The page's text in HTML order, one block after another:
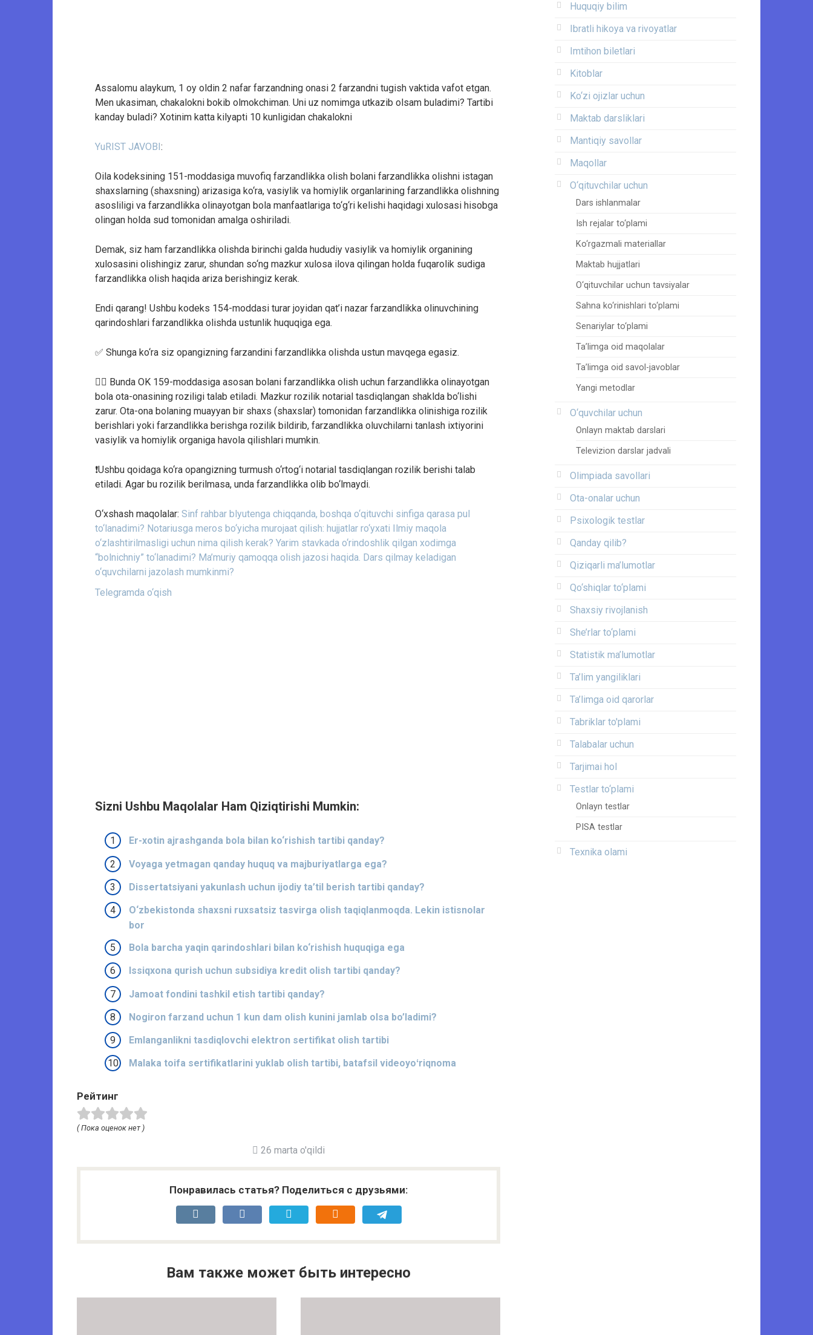
Assalomu alaykum, 1 oy oldin 2 nafar farzandning onasi 2 farzandni tugish vaktida vafot etgan.
Men ukasiman, chakalokni bokib olmokchiman. Uni uz nomimga utkazib olsam buladimi? Tartibi
kanday buladi? Xotinim katta kilyapti 10 kunligidan chakalokni
YuRIST JAVOBI :
Oila kodeksining 151-moddasiga muvofiq farzandlikka olish bolani farzandlikka olishni istagan
shaxslarning (shaxsning) arizasiga ko‘ra, vasiylik va homiylik organlarining farzandlikka olishning
asosliligi va farzandlikka olinayotgan bola manfaatlariga to‘g‘ri kelishi haqidagi xulosasi hisobga
olingan holda sud tomonidan amalga oshiriladi.
Demak, siz ham farzandlikka olishda birinchi galda hududiy vasiylik va homiylik organining
xulosasini olishingiz zarur, shundan so‘ng mazkur xulosa ilova qilingan holda fuqarolik sudiga
farzandlikka olish haqida ariza berishingiz kerak.
Endi qarang! Ushbu kodeks 154-moddasi turar joyidan qat’i nazar farzandlikka olinuvchining
qarindoshlari farzandlikka olishda ustunlik huquqiga ega.
✅ Shunga ko‘ra siz opangizning farzandini farzandlikka olishda ustun mavqega egasiz.
💁‍♂ Bunda OK 159-moddasiga asosan bolani farzandlikka olish uchun farzandlikka olinayotgan
bola ota-onasining roziligi talab etiladi. Mazkur rozilik notarial tasdiqlangan shaklda bo‘lishi
zarur. Ota-ona bolaning muayyan bir shaxs (shaxslar) tomonidan farzandlikka olinishiga rozilik
berishlari yoki farzandlikka berishga rozilik bildirib, farzandlikka oluvchilarni tanlash ixtiyorini
vasiylik va homiylik organiga havola qilishlari mumkin.
❗️Ushbu qoidaga ko‘ra opangizning turmush o‘rtog‘i notarial tasdiqlangan rozilik berishi talab
etiladi. Agar bu rozilik berilmasa, unda farzandlikka olib bo‘lmaydi.
O‘xshash maqolalar: Sinf rahbar blyutenga chiqqanda, boshqa o‘qituvchi sinfiga qarasa pul
to‘lanadimi? Notariusga meros bo‘yicha murojaat qilish: hujjatlar ro‘yxati
Ilmiy maqola
o‘zlashtirilmasligi uchun nima qilish kerak? Yarim stavkada o‘rindoshlik qilgan xodimga
“bolnichniy” to‘lanadimi? Ma’muriy qamoqqa olish jazosi haqida. Dars qilmay keladigan
o‘quvchilarni jazolash mumkinmi?
Telegramda o‘qish
Sizni Ushbu Maqolalar Ham Qiziqtirishi Mumkin:
Er-xotin ajrashganda bola bilan ko‘rishish tartibi qanday?
Voyaga yetmagan qanday huquq va majburiyatlarga ega?
Dissertatsiyani yakunlash uchun ijodiy ta’til berish tartibi qanday?
O‘zbekistonda shaxsni ruxsatsiz tasvirga olish taqiqlanmoqda. Lekin istisnolar
bor
Bola barcha yaqin qarindoshlari bilan ko‘rishish huquqiga ega
Issiqxona qurish uchun subsidiya kredit olish tartibi qanday?
Jamoat fondini tashkil etish tartibi qanday?
Nogiron farzand uchun 1 kun dam olish kunini jamlab olsa bo’ladimi?
Emlanganlikni tasdiqlovchi elektron sertifikat olish tartibi
Malaka toifa sertifikatlarini yuklab olish tartibi, batafsil videoyoʻriqnoma
Рейтинг
( Пока оценок нет )
26 marta o'qildi
Понравилась статья? Поделиться с друзьями:
Вам также может быть интересно
Huquqiy bilim
Ibratli hikoya va rivoyatlar
Imtihon biletlari
Kitoblar
Ko‘zi ojizlar uchun
Maktab darsliklari
Mantiqiy savollar
Maqollar
O‘qituvchilar uchun
Dars ishlanmalar
Ish rejalar to‘plami
Ko‘rgazmali materiallar
Maktab hujjatlari
O‘qituvchilar uchun tavsiyalar
Sahna ko‘rinishlari to‘plami
Senariylar to‘plami
Ta’limga oid maqolalar
Ta’limga oid savol-javoblar
Yangi metodlar
O‘quvchilar uchun
Onlayn maktab darslari
Televizion darslar jadvali
Olimpiada savollari
Ota-onalar uchun
Psixologik testlar
Qanday qilib?
Qiziqarli ma’lumotlar
Qo‘shiqlar to‘plami
Shaxsiy rivojlanish
She’rlar to‘plami
Statistik ma’lumotlar
Ta’lim yangiliklari
Ta’limga oid qarorlar
Tabriklar to'plami
Talabalar uchun
Tarjimai hol
Testlar to‘plami
Onlayn testlar
PISA testlar
Texnika olami